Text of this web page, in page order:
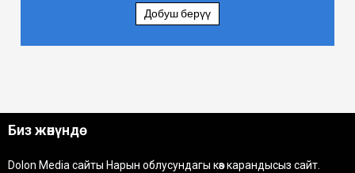
Добуш берүү
Биз жөнүндө
Dolon Media сайты Нарын облусундагы көз карандысыз сайт.